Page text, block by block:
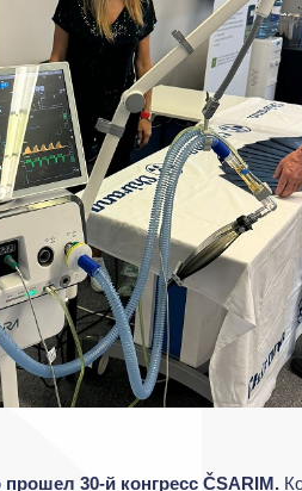
прошел 30-й конгресс ČSARIM.